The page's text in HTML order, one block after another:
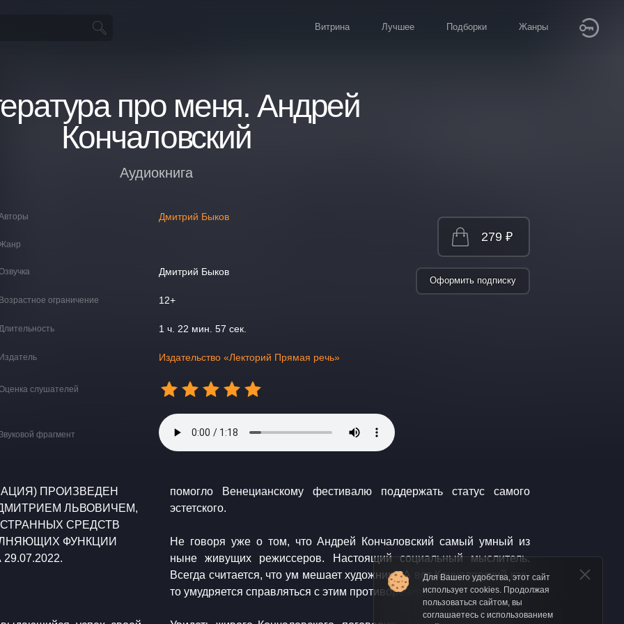
Витрина Лучшее Подборки Жанры
про меня. Андрей
Кончаловский
Аудиокнига
Дмитрий Быков
Дмитрий Быков
ограничение 12+
1 ч. 22 мин. 57 сек.
Издательство «Лекторий Прямая речь»
слушателей
фрагмент
279 ₽
Оформить подписку
ПРОИЗВЕДЕН
ЛЬВОВИЧЕМ,
СРЕДСТВ
ФУНКЦИИ
помогло Венецианскому фестивалю поддержать статус самого
эстетского.
​Не говоря уже о том, что Андрей Кончаловский самый умный из
ныне живущих режиссеров. Настоящий социальный мыслитель.
Всегда считается, что ум мешает художнику. А вот Кончаловский как-
то умудряется справляться с этим противоречием.
Для Вашего удобства, этот сайт
использует cookies. Продолжая
пользоваться сайтом, вы
соглашаетесь с использованием